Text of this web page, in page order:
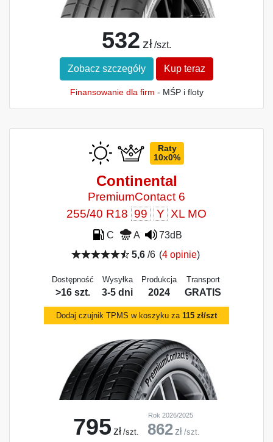
532 zł /szt.
Zobacz szczegóły Kup teraz
Finansowanie dla firm - MŚP i floty
Raty
10x0%
Continental
PremiumContact 6
255/40 R18 99 Y XL MO
C A
73dB
5,6/6 (4 opinie)
Dostępność
>16 szt.
Wysyłka
3-5 dni
Produkcja
2024
Transport
GRATIS
Dodaj czujnik TPMS w koszyku za 115 zł/szt
795 zł /szt.
Rok 2026/2025
862 zł /szt.